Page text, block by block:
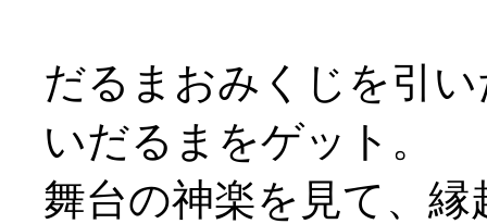
だるまおみくじを引
いだるまをゲット。
舞台の神楽を見て、